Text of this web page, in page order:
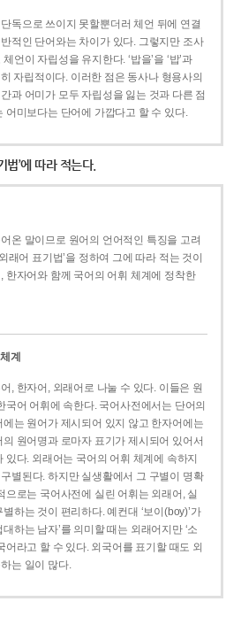
독으로 쓰이지 못할뿐더러 체언 뒤에 연결
적인 단어와는 차이가 있다. 그렇지만 조사
언이 자립성을 유지한다. ‘밥을’을 ‘밥’과
히 자립적이다. 이러한 점은 동사나 형용사의
과 어미가 모두 자립성을 잃는 것과 다른 점
어미보다는 단어에 가깝다고 할 수 있다.
법’에 따라 적는다.
온 말이므로 원어의 언어적인 특징을 고려
래어 표기법’을 정하여 그에 따라 적는 것이
한자어와 함께 국어의 어휘 체계에 정착한
계
, 한자어, 외래어로 나눌 수 있다. 이들은 원
국어 어휘에 속한다. 국어사전에서는 단어의
는 원어가 제시되어 있지 않고 한자어에는
원어명과 로마자 표기가 제시되어 있어서
있다. 외래어는 국어의 어휘 체계에 속하지
별된다. 하지만 실생활에서 그 구별이 명확
으로는 국어사전에 실린 어휘는 외래어, 실
하는 것이 편리하다. 예컨대 ‘보이(boy)’가
하는 남자’를 의미할 때는 외래어지만 ‘소
어라고 할 수 있다. 외국어를 표기할 때도 외
는 일이 많다.